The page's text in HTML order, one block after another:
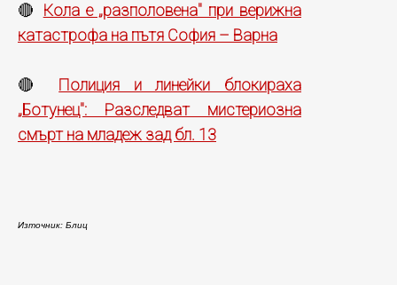
🔴 Кола е „разполовена" при верижна
катастрофа на пътя София – Варна
🔴 Полиция и линейки блокираха
„Ботунец": Разследват мистериозна
смърт на младеж зад бл. 13
Източник: Блиц